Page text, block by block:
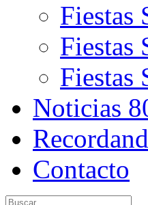
Fiestas
Fiestas
Fiestas
Noticias
Contacto